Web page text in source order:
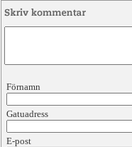
Förnamn
Gatuadress
E-post